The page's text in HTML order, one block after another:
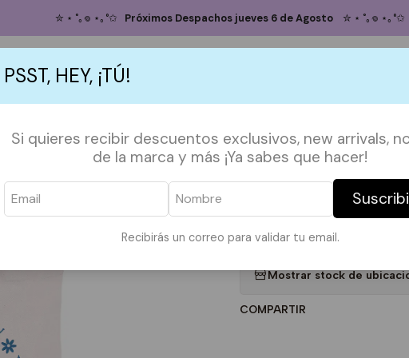
PSST, HEY, ¡TÚ!
Si quieres recibir descuentos exclusivos, new arrivals,
de la marca y más ¡Ya sabes que hacer!
Recibirás un correo para validar tu email.
TOTE BAGS ACCESORIOS POLERAS POLERONES TAZAS PAPELERÍA &
✮ ⋆ ˚｡𖦹 ⋆｡°✩ Próximos Despachos jueves 6 de Agosto ✮ ⋆ ˚｡𖦹 ⋆｡°✩
Inicio TOTE BAGS TOTE FRASES Totebag Anxiety is my Cardio
Totebag
5.0 2 reseñas
Cantidad
DESCRIPCIÓN:
*Imagen referencial*
Medidas en la ultima foto.
Mostrar stock de
COMPARTIR